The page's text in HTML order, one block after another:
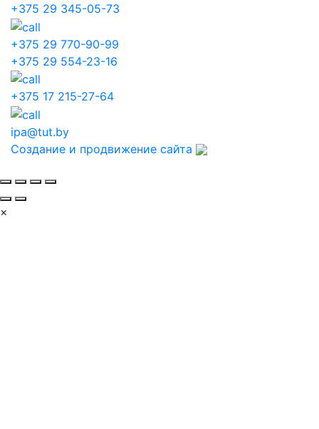
+375 29 345-05-73
+375 29 770-90-99
+375 29 554-23-16
+375 17 215-27-64
ipa@tut.by
Создание и продвижение сайта
×